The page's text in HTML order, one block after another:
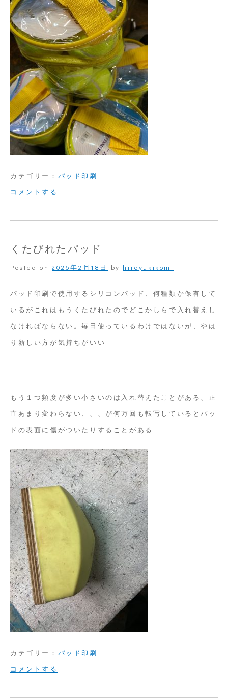
カテゴリー： パッド印刷
コメントする
ッ
印
刷
くたびれたパッド
Posted on 2026年2月18日 by hiroyukikomi
パッド印刷で使用するシリコンパッド、何種類か保有して
いるがこれはもうくたびれたのでどこかしらで入れ替えし
なければならない。毎日使っているわけではないが、やは
り新しい方が気持ちがいい
もう１つ頻度が多い小さいのは入れ替えたことがある、正
直あまり変わらない、、、が何万回も転写しているとパッ
ドの表面に傷がついたりすることがある
カテゴリー： パッド印刷
コメントする